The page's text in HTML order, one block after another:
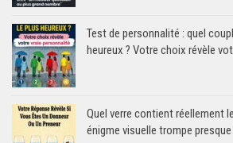
Test de personnalité : quel
heureux ? Votre choix révèle
Quel verre contient réellement
énigme visuelle trompe